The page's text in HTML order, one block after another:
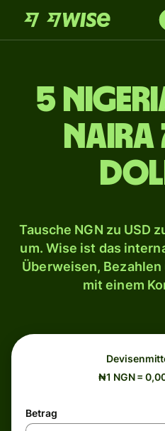
5
Naira
Tausche NGN zu USD
um. Wise ist das
Überweisen,
mit einem
₦1 NGN =
Betrag